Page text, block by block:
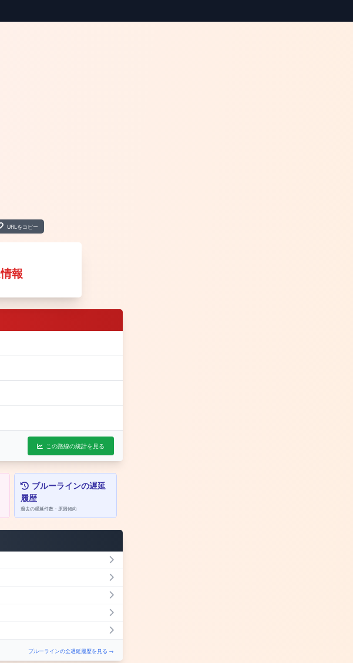
URLをコピー
報
この路線の統計を見る
ブルーラインの遅延
履歴
過去の遅延件数・原因傾向
ブルーラインの全遅延履歴を見る →